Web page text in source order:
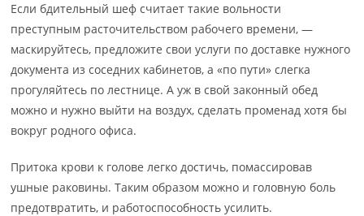
Если бдительный шеф считает такие вольности
преступным расточительством рабочего времени, —
маскируйтесь, предложите свои услуги по доставке нужного
документа из соседних кабинетов, а «по пути» слегка
прогуляйтесь по лестнице. А уж в свой законный обед
можно и нужно выйти на воздух, сделать променад хотя бы
вокруг родного офиса.
Притока крови к голове легко достичь, помассировав
ушные раковины. Таким образом можно и головную боль
предотвратить, и работоспособность усилить.